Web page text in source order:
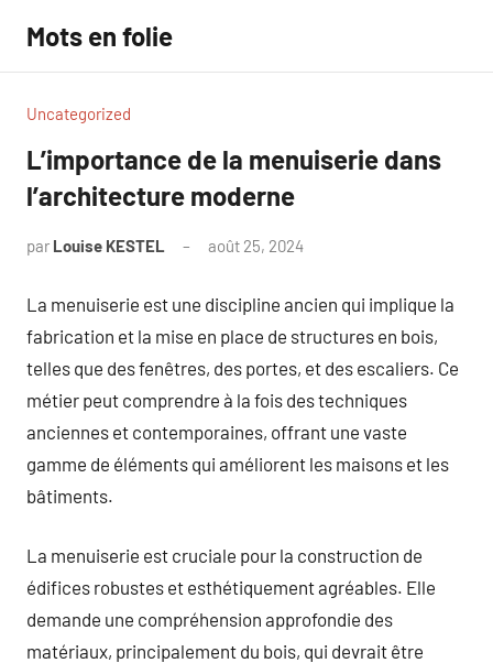
contenu
Mots en folie
Uncategorized
L’importance de la menuiserie dans
l’architecture moderne
par Louise KESTEL août 25, 2024
La menuiserie est une discipline ancien qui implique la
fabrication et la mise en place de structures en bois,
telles que des fenêtres, des portes, et des escaliers. Ce
métier peut comprendre à la fois des techniques
anciennes et contemporaines, offrant une vaste
gamme de éléments qui améliorent les maisons et les
bâtiments.
La menuiserie est cruciale pour la construction de
édifices robustes et esthétiquement agréables. Elle
demande une compréhension approfondie des
matériaux, principalement du bois, qui devrait être